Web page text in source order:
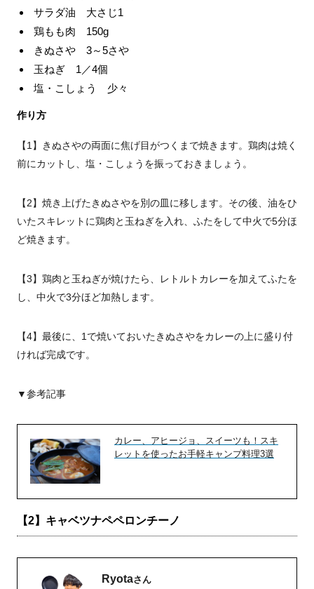
サラダ油 大さじ1
鶏もも肉 150g
きぬさや 3～5さや
玉ねぎ 1／4個
塩・こしょう 少々
作り方
【1】きぬさやの両面に焦げ目がつくまで焼きます。鶏肉は焼く
前にカットし、塩・こしょうを振っておきましょう。
【2】焼き上げたきぬさやを別の皿に移します。その後、油をひ
いたスキレットに鶏肉と玉ねぎを入れ、ふたをして中火で5分ほ
ど焼きます。
【3】鶏肉と玉ねぎが焼けたら、レトルトカレーを加えてふたを
し、中火で3分ほど加熱します。
【4】最後に、1で焼いておいたきぬさやをカレーの上に盛り付
ければ完成です。
▼参考記事
カレー、アヒージョ、スイーツも！スキ
レットを使ったお手軽キャンプ料理3選
【2】キャベツナペペロンチーノ
Ryotaさん